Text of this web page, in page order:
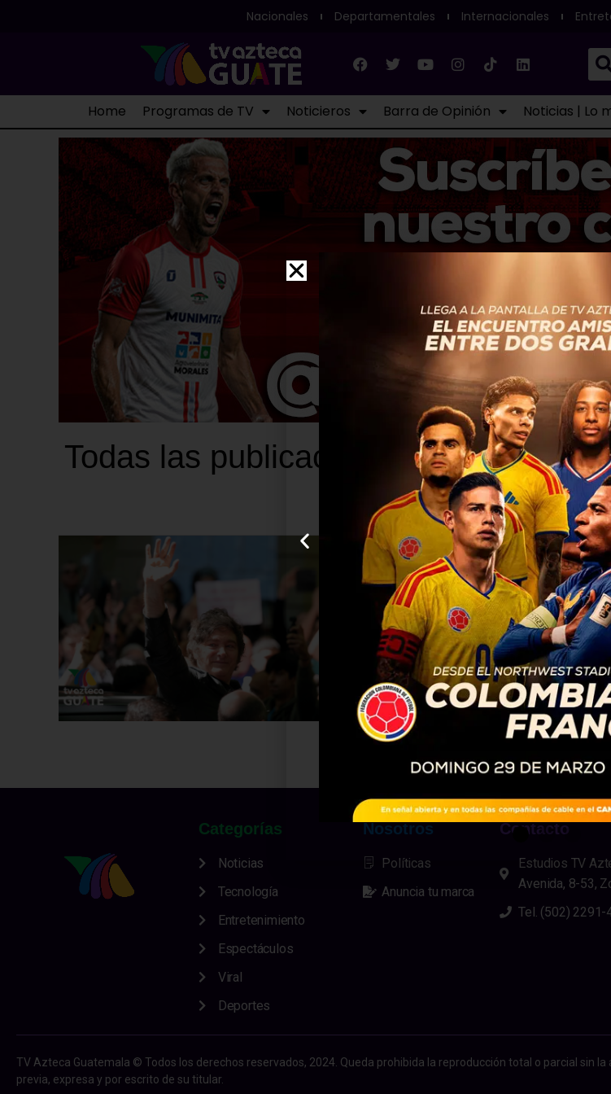
Nacionales Departamentales Internacionales
Home Programas de TV Noticieros Barra de Opinión Noticias | Lo
Todas las publicaciones etiquetadas
INTERNACIONALES 10 meses atrás
Javier Milei
de su partido en
medio término y
nuevo ciclo para el
El presidente de Argentina,
la “contundente” victoria de
Libertad Avanza en las
de medio término,
Categorías
Noticias
Tecnología
Entretenimiento
Espectáculos
Viral
Deportes
Nosotros
Políticas
Anuncia tu marca
Contacto
Estudios TV
Avenida, 8-53,
Tel. (502) 2291-
TV Azteca Guatemala © Todos los derechos reservados, 2024. Queda prohibida la reproducción total o parcial sin la
previa, expresa y por escrito de su titular.